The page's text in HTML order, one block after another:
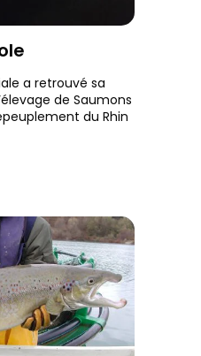
a retrouvé sa
de Saumons
du Rhin